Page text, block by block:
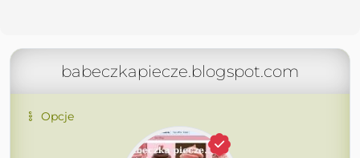
babeczkapiecze.blogspot.com
Opcje